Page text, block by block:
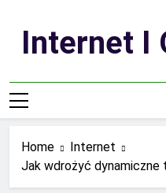
contentInternet I
Home
Internet
Jak wdrożyć